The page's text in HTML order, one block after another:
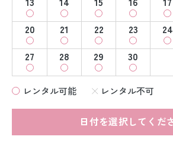
20
21 22 23 24
27
28 29 30
レンタル可能 レンタル不可
日付を選択してくだ